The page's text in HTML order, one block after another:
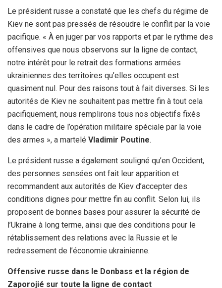
Le président russe a constaté que les chefs du régime de
Kiev ne sont pas pressés de résoudre le conflit par la voie
pacifique. « À en juger par vos rapports et par le rythme des
offensives que nous observons sur la ligne de contact,
notre intérêt pour le retrait des formations armées
ukrainiennes des territoires qu’elles occupent est
quasiment nul. Pour des raisons tout à fait diverses. Si les
autorités de Kiev ne souhaitent pas mettre fin à tout cela
pacifiquement, nous remplirons tous nos objectifs fixés
dans le cadre de l’opération militaire spéciale par la voie
des armes », a martelé Vladimir Poutine.
Le président russe a également souligné qu’en Occident,
des personnes sensées ont fait leur apparition et
recommandent aux autorités de Kiev d’accepter des
conditions dignes pour mettre fin au conflit. Selon lui, ils
proposent de bonnes bases pour assurer la sécurité de
l’Ukraine à long terme, ainsi que des conditions pour le
rétablissement des relations avec la Russie et le
redressement de l’économie ukrainienne.
Offensive russe dans le Donbass et la région de
Zaporojié sur toute la ligne de contact